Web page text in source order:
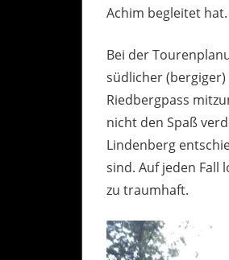
Achim begleitet hat.
Bei der
südlicher
Riedbergpass
nicht den Spaß
Lindenberg
sind. Auf jeden Fall
zu traumhaft.